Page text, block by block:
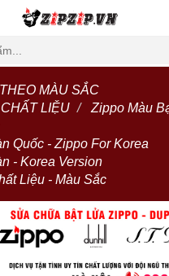
MÀU SẮC
LIỆU
Zippo Màu
Quốc - Zippo For Korea
- Korea Version
Liệu - Màu Sắc